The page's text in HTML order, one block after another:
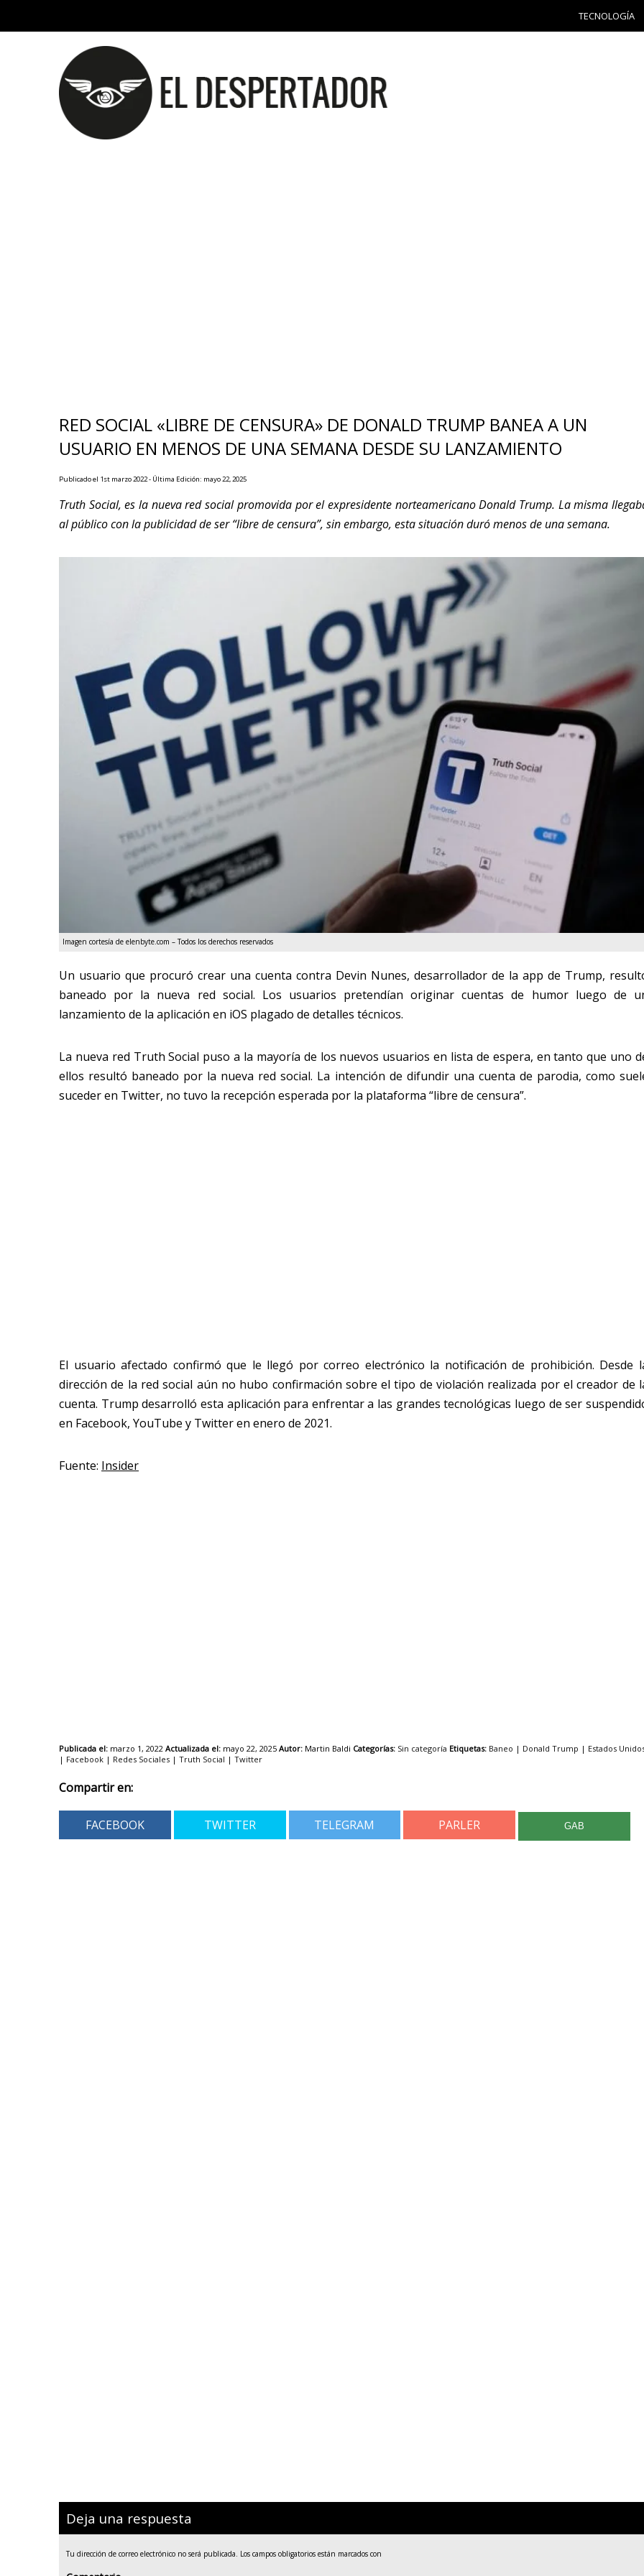
TECNOLOGÍA
RED SOCIAL «LIBRE DE CENSURA» DE DONALD TRUMP BANEA A UN
USUARIO EN MENOS DE UNA SEMANA DESDE SU LANZAMIENTO
Publicado el 1st marzo 2022 - Última Edición: mayo 22, 2025
Truth Social, es la nueva red social promovida por el expresidente norteamericano Donald Trump. La misma
al público con la publicidad de ser “libre de censura”, sin embargo, esta situación duró menos de una semana.
Imagen cortesía de elenbyte.com – Todos los derechos reservados
Un usuario que procuró crear una cuenta contra Devin Nunes, desarrollador de la app de Trump,
baneado por la nueva red social. Los usuarios pretendían originar cuentas de humor luego de
lanzamiento de la aplicación en iOS plagado de detalles técnicos.
La nueva red Truth Social puso a la mayoría de los nuevos usuarios en lista de espera, en tanto que uno
ellos resultó baneado por la nueva red social. La intención de difundir una cuenta de parodia, como
suceder en Twitter, no tuvo la recepción esperada por la plataforma “libre de censura”.
El usuario afectado confirmó que le llegó por correo electrónico la notificación de prohibición. Desde
dirección de la red social aún no hubo confirmación sobre el tipo de violación realizada por el creador de
cuenta. Trump desarrolló esta aplicación para enfrentar a las grandes tecnológicas luego de ser
en Facebook, YouTube y Twitter en enero de 2021.
Fuente: Insider
Publicada el: marzo 1, 2022 Actualizada el: mayo 22, 2025 Autor: Martin Baldi Categorías: Sin categoría Etiquetas: Baneo | Donald Trump | Estados
| Facebook | Redes Sociales | Truth Social | Twitter
Compartir en:
FACEBOOK TWITTER TELEGRAM PARLER GAB
Deja una respuesta
Tu dirección de correo electrónico no será publicada. Los campos obligatorios están marcados con